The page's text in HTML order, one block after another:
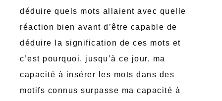
déduire quels mots allaient avec quelle
réaction bien avant d’être capable de
déduire la signification de ces mots et
c’est pourquoi, jusqu’à ce jour, ma
capacité à insérer les mots dans des
motifs connus surpasse ma capacité à